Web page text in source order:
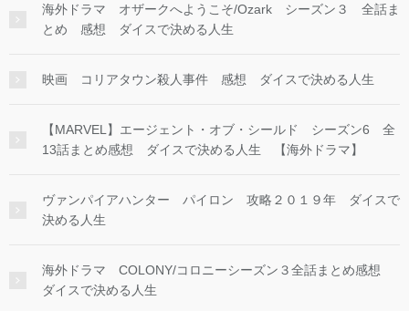
海外ドラマ オザークへようこそ/Ozark シーズン３ 全話ま
とめ 感想 ダイスで決める人生
映画 コリアタウン殺人事件 感想 ダイスで決める人生
【MARVEL】エージェント・オブ・シールド シーズン6 全
13話まとめ感想 ダイスで決める人生 【海外ドラマ】
ヴァンパイアハンター パイロン 攻略２０１９年 ダイスで
決める人生
海外ドラマ COLONY/コロニーシーズン３全話まとめ感想
ダイスで決める人生